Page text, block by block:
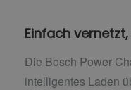
Einfach
Die Bosch Power
intelligentes Laden